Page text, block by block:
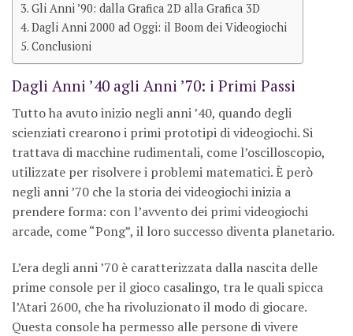
Gli Anni ’90: dalla Grafica 2D alla Grafica 3D
Dagli Anni 2000 ad Oggi: il Boom dei Videogiochi
Conclusioni
Dagli Anni ’40 agli Anni ’70: i Primi Passi
Tutto ha avuto inizio negli anni ’40, quando degli
scienziati crearono i primi prototipi di videogiochi. Si
trattava di macchine rudimentali, come l’oscilloscopio,
utilizzate per risolvere i problemi matematici. È però
negli anni ’70 che la storia dei videogiochi inizia a
prendere forma: con l’avvento dei primi videogiochi
arcade, come “Pong”, il loro successo diventa planetario.
L’era degli anni ’70 è caratterizzata dalla nascita delle
prime console per il gioco casalingo, tra le quali spicca
l’Atari 2600, che ha rivoluzionato il modo di giocare.
Questa console ha permesso alle persone di vivere